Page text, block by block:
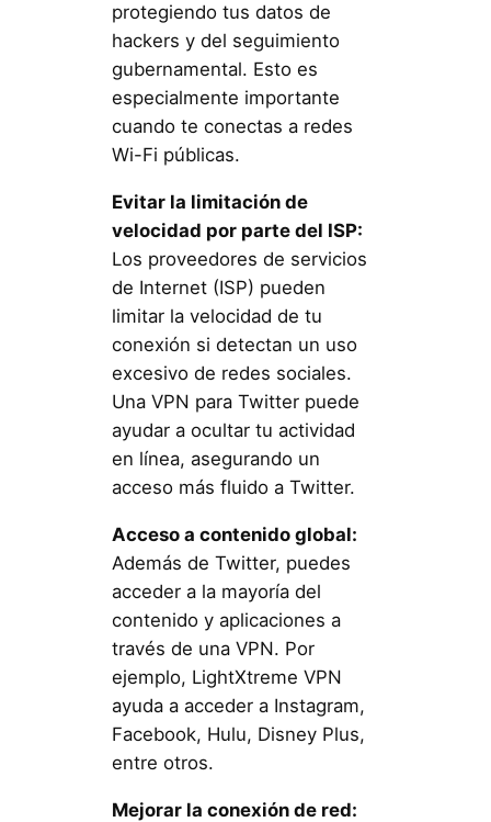
protegiendo tus datos de
hackers y del seguimiento
gubernamental. Esto es
especialmente importante
cuando te conectas a redes
Wi-Fi públicas.
Evitar la limitación de
velocidad por parte del ISP:
Los proveedores de servicios
de Internet (ISP) pueden
limitar la velocidad de tu
conexión si detectan un uso
excesivo de redes sociales.
Una VPN para Twitter puede
ayudar a ocultar tu actividad
en línea, asegurando un
acceso más fluido a Twitter.
Acceso a contenido global:
Además de Twitter, puedes
acceder a la mayoría del
contenido y aplicaciones a
través de una VPN. Por
ejemplo, LightXtreme VPN
ayuda a acceder a Instagram,
Facebook, Hulu, Disney Plus,
entre otros.
Mejorar la conexión de red: